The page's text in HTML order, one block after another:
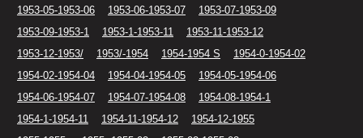
1953-05-1953-06 1953-06-1953-07
1953-07-1953-09
1953-09-1953-1
1953-1-1953-11
1953-11-1953-12
1953-12-1953/
1953/-1954 1954-1954 S
1954-0-1954-02
1954-02-1954-04
1954-04-1954-05
1954-05-1954-06
1954-06-1954-07
1954-07-1954-08
1954-08-1954-1
1954-1-1954-11
1954-11-1954-12
1954-12-1955